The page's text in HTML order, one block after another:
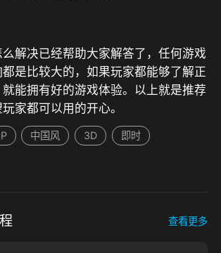
解决已经帮助大家解答了，任何游戏
是比较大的，如果玩家都能够了解正
能拥有好的游戏体验。以上就是推荐
家都可以用的开心。
中国风 3D
即时
查看更多